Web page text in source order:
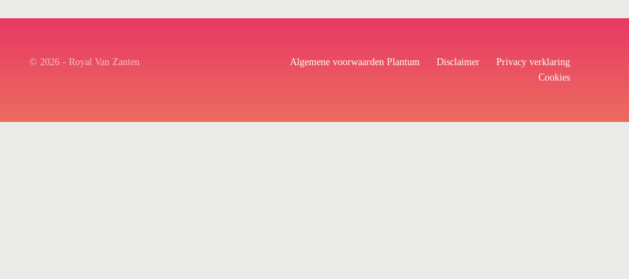
© 2026 - Royal Van Zanten Algemene voorwaarden Plantum Disclaimer
Privacy verklaring
Cookies